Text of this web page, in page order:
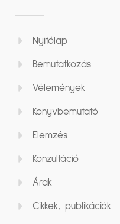
Nyitólap
Bemutatkozás
Vélemények
Könyvbemutató
Elemzés
Konzultáció
Árak
Cikkek, publikációk